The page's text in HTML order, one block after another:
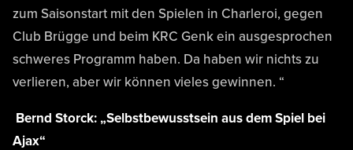
zum Saisonstart mit den Spielen in Charleroi, gegen
Club Brügge und beim KRC Genk ein ausgesprochen
schweres Programm haben. Da haben wir nichts zu
verlieren, aber wir können vieles gewinnen. “
Bernd Storck: „Selbstbewusstsein aus dem Spiel bei
Ajax“